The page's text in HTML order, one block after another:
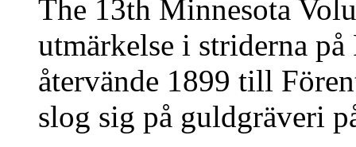
The 13th Minnesota
utmärkelse i striderna
återvände 1899 till
slog sig på guldgräveri